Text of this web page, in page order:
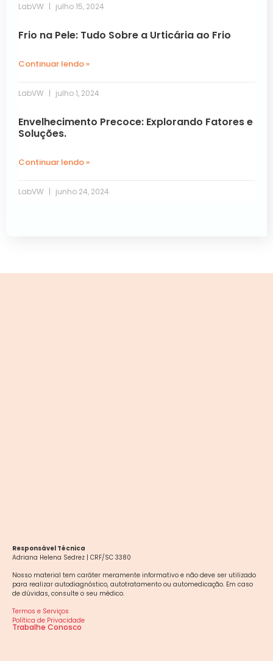
LabVW julho 15, 2024
Frio na Pele: Tudo Sobre a Urticária ao Frio
Continuar lendo »
LabVW julho 1, 2024
Envelhecimento Precoce: Explorando Fatores e
Soluções.
Continuar lendo »
LabVW junho 24, 2024
Responsável Técnica
Adriana Helena Sedrez | CRF/SC 3380
Nosso material tem caráter meramente informativo e não deve ser utilizado
para realizar autodiagnóstico, autotratamento ou automedicação. Em caso
de dúvidas, consulte o seu médico.
Termos e Serviços
Política de Privacidade
Trabalhe Conosco